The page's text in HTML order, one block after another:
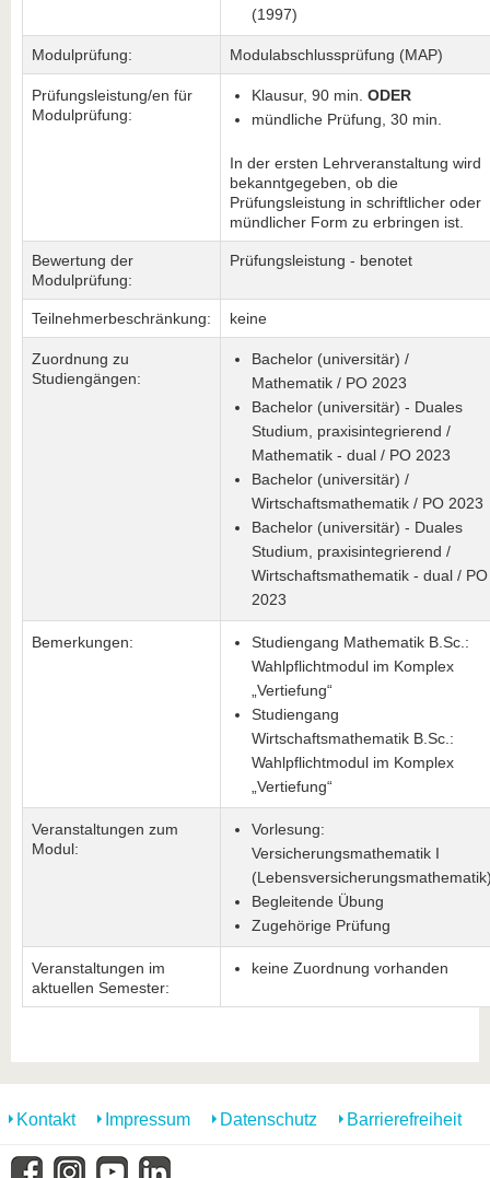
(1997)
Modulprüfung: Modulabschlussprüfung (MAP)
Prüfungsleistung/en für
Modulprüfung:
Klausur, 90 min. ODER
mündliche Prüfung, 30 min.
In der ersten Lehrveranstaltung wird
bekanntgegeben, ob die
Prüfungsleistung in schriftlicher oder
mündlicher Form zu erbringen ist.
Bewertung der
Modulprüfung:
Prüfungsleistung - benotet
Teilnehmerbeschränkung: keine
Zuordnung zu
Studiengängen:
Bachelor (universitär) /
Mathematik / PO 2023
Bachelor (universitär) - Duales
Studium, praxisintegrierend /
Mathematik - dual / PO 2023
Bachelor (universitär) /
Wirtschaftsmathematik / PO 2023
Bachelor (universitär) - Duales
Studium, praxisintegrierend /
Wirtschaftsmathematik - dual / PO
2023
Bemerkungen:
Studiengang Mathematik B.Sc.:
Wahlpflichtmodul im Komplex
„Vertiefung“
Studiengang
Wirtschaftsmathematik B.Sc.:
Wahlpflichtmodul im Komplex
„Vertiefung“
Veranstaltungen zum
Modul:
Vorlesung:
Versicherungsmathematik I
Begleitende Übung
Zugehörige Prüfung
Veranstaltungen im
aktuellen Semester:
keine Zuordnung vorhanden
Kontakt Impressum Datenschutz Barrierefreiheit